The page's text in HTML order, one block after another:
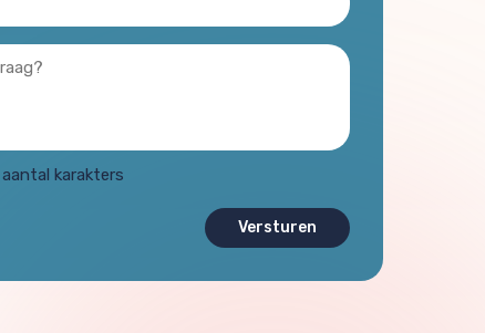
karakters